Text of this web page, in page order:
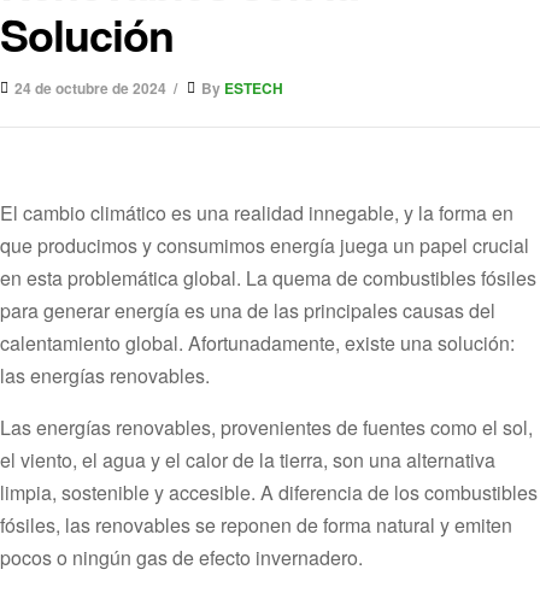
Solución
24 de octubre de 2024 By ESTECH
El cambio climático es una realidad innegable, y la forma en
que producimos y consumimos energía juega un papel crucial
en esta problemática global. La quema de combustibles fósiles
para generar energía es una de las principales causas del
calentamiento global. Afortunadamente, existe una solución:
las energías renovables.
Las energías renovables, provenientes de fuentes como el sol,
el viento, el agua y el calor de la tierra, son una alternativa
limpia, sostenible y accesible. A diferencia de los combustibles
fósiles, las renovables se reponen de forma natural y emiten
pocos o ningún gas de efecto invernadero.